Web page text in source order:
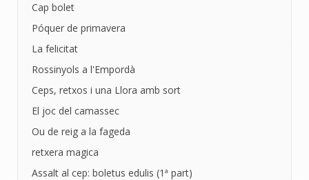
Cap bolet
Póquer de primavera
La felicitat
Rossinyols a l'Empordà
Ceps, retxos i una Llora amb sort
El joc del camassec
Ou de reig a la fageda
retxera magica
Assalt al cep: boletus edulis (1ª part)